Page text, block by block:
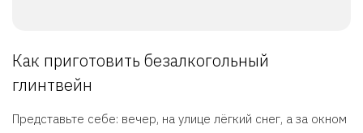
Как приготовить безалкогольный
глинтвейн
Представьте себе: вечер, на улице лёгкий снег, а за окном